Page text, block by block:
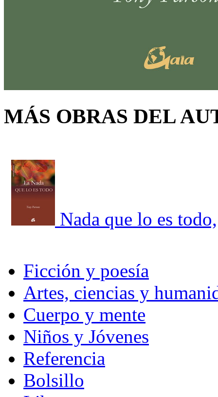
MÁS OBRAS DEL
Nada que lo es todo,
Ficción y poesía
Artes, ciencias y
Cuerpo y mente
Niños y Jóvenes
Referencia
Bolsillo